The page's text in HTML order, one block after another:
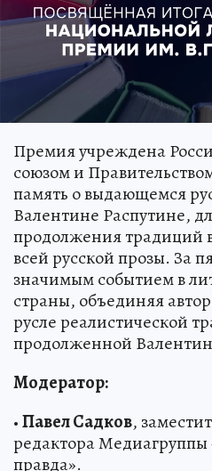
Премия учреждена
союзом и
память о выдающемся
Валентине Распутине,
продолжения традиций
всей русской прозы. За
значимым событием в
страны, объединяя
русле реалистической
продолженной
Модератор:
•Павел Садков,
редактора Медиагруппы
правда».